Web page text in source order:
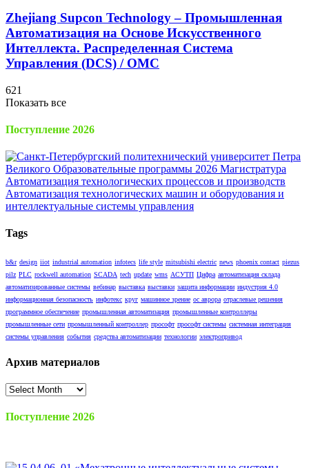
Zhejiang Supcon Technology – Промышленная
Автоматизация на Основе Искусственного
Интеллекта. Распределенная Cистема
Управления (DCS) / OMC
621
Показать все
Поступление 2026
Tags
b&r design iiot industrial automation infotecs life style mitsubishi electric news phoenix contact piezus
pilz PLC rockwell automation SCADA tech update wms АСУТП Цифра автоматизация склада
автоматизированные системы вебинар выставка выставки защита информации индустрия 4.0
информационная безопасность инфотекс круг машинное зрение ос аврора отраслевые решения
программное обеспечение промышленная автоматизация промышленные контроллеры
промышленные сети промышленный контроллер прософт прософт системы системная интеграция
системы управления события средства автоматизации технологии электропривод
Архив материалов
Архив
Поступление 2026